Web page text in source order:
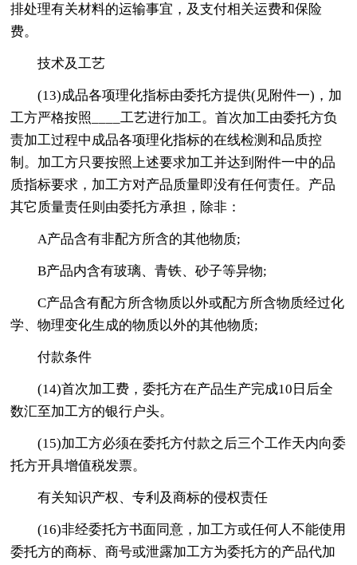
排处理有关材料的运输事宜，及支付相关运费和保险
费。
技术及工艺
(13)成品各项理化指标由委托方提供(见附件一)，加
工方严格按照____工艺进行加工。首次加工由委托方负
责加工过程中成品各项理化指标的在线检测和品质控
制。加工方只要按照上述要求加工并达到附件一中的品
质指标要求，加工方对产品质量即没有任何责任。产品
其它质量责任则由委托方承担，除非：
A产品含有非配方所含的其他物质;
B产品内含有玻璃、青铁、砂子等异物;
C产品含有配方所含物质以外或配方所含物质经过化
学、物理变化生成的物质以外的其他物质;
付款条件
(14)首次加工费，委托方在产品生产完成10日后全
数汇至加工方的银行户头。
(15)加工方必须在委托方付款之后三个工作天内向委
托方开具增值税发票。
有关知识产权、专利及商标的侵权责任
(16)非经委托方书面同意，加工方或任何人不能使用
委托方的商标、商号或泄露加工方为委托方的产品代加